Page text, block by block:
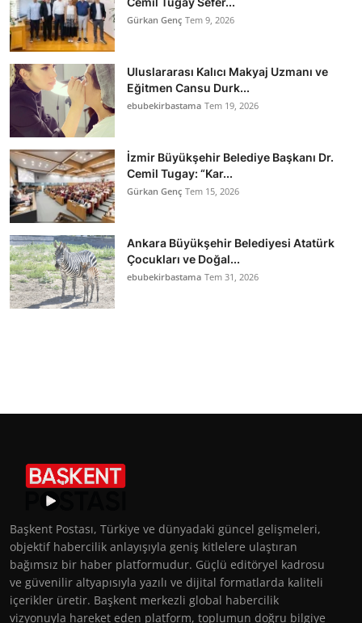
Gürkan Genç Tem 9, 2026
Uluslararası Kalıcı Makyaj Uzmanı ve
Eğitmen Cansu Durk...
ebubekirbastama Tem 19, 2026
İzmir Büyükşehir Belediye Başkanı Dr.
Cemil Tugay: “Kar...
Gürkan Genç Tem 15, 2026
Ankara Büyükşehir Belediyesi Atatürk
Çocukları ve Doğal...
ebubekirbastama Tem 31, 2026
Başkent Postası, Türkiye ve dünyadaki güncel gelişmeleri,
objektif habercilik anlayışıyla geniş kitlelere ulaştıran
bağımsız bir haber platformudur. Güçlü editöryel kadrosu
ve güvenilir altyapısıyla yazılı ve dijital formatlarda kaliteli
içerikler üretir. Başkent merkezli global habercilik
vizyonuyla hareket eden platform, toplumun doğru bilgiye